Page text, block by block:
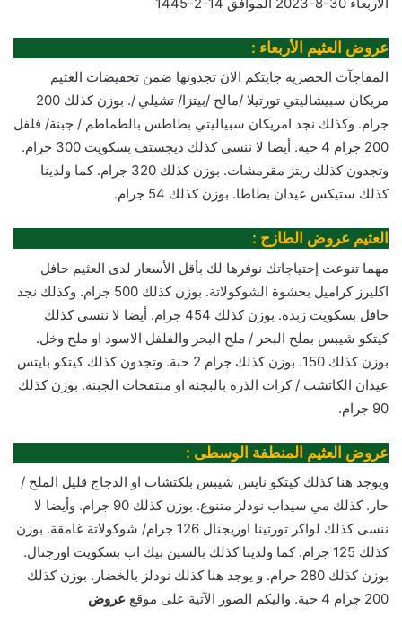
عروض العثيم الأربعاء :
المفاجآت الحصرية جايتكم الان تجدونها ضمن تخفيضات العثيم
مريكان سبيشاليتي تورتيلا /مالح /بيتزا/ تشيلي /. بوزن كذلك 200
جرام. وكذلك نجد امريكان سبياليتي بطاطس بالطماطم / جبنة/ فلفل
200 جرام 4 حبة. أيضا لا ننسى كذلك ديجستف بسكويت 300 جرام.
وتجدون كذلك ريتز مقرمشات. بوزن كذلك 320 جرام. كما ولدينا
كذلك ستيكس عيدان بطاطا. بوزن كذلك 54 جرام.
العثيم عروض الطازج :
مهما تنوعت إحتياجاتك نوفرها لك بأقل الأسعار لدى العثيم حافل
اكليرز كراميل بحشوة الشوكولاتة. بوزن كذلك 500 جرام. وكذلك نجد
حافل بسكويت زبدة. بوزن كذلك 454 جرام. أيضا لا ننسى كذلك
كيتكو شيبس بملح البحر / ملح البحر والفلفل الاسود او ملح وخل.
بوزن كذلك 150. بوزن كذلك جرام 2 حبة. وتجدون كذلك كيتكو بايتس
عيدان الكاتشب / كرات الذرة بالبجنة او منتفخات الجبنة. بوزن كذلك
90 جرام.
عروض العثيم المنطفة الوسطى :
ويوجد هنا كذلك كيتكو نايس شيبس بلكتشاب او الدجاج قليل الملح /
حار. كذلك مي سيداب نودلز متنوع. بوزن كذلك 90 جرام. وأيضا لا
ننسى كذلك لواكر تورتينا اوريجنال 126 جرام/ شوكولاتة غامقة. بوزن
كذلك 125 جرام. كما ولدينا كذلك بالسين بيك اب بسكويت اورجنال.
بوزن كذلك 280 جرام. و يوجد هنا كذلك نودلز بالخضار. بوزن كذلك
200 جرام 4 حبة. واليكم الصور الآتية على موقع
عروض